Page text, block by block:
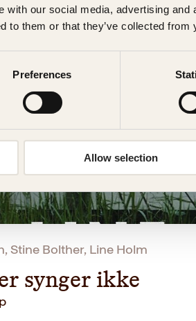
with our social media, advertising
to them or that they’ve collected
Preferences
Allow selection
Stine Bolther, Line Holm
synger ikke